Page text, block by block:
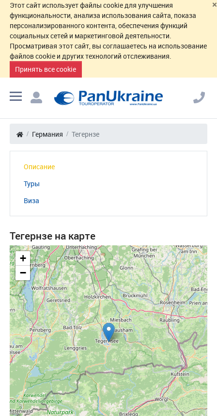
×
Этот сайт использует файлы cookie для улучшения
функциональности, анализа использования сайта, показа
персонализированного контента, обеспечения функций
социальных сетей и маркетинговой деятельности.
Просматривая этот сайт, вы соглашаетесь на использование
файлов cookie и других технологий отслеживания.
Принять все cookie
Германия Тегернзе
Описание
Туры
Виза
Тегернзе на карте
+
−